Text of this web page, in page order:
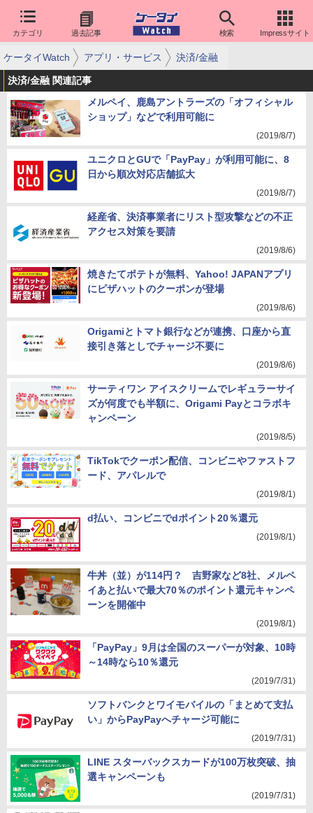
カテゴリ 過去記事 検索 Impressサイト
ケータイWatch アプリ・サービス 決済/金融
決済/金融 関連記事
メルペイ、鹿島アントラーズの「オフィシャル
ショップ」などで利用可能に
(2019/8/7)
ユニクロとGUで「PayPay」が利用可能に、8
日から順次対応店舗拡大
(2019/8/7)
経産省、決済事業者にリスト型攻撃などの不正
アクセス対策を要請
(2019/8/6)
焼きたてポテトが無料、Yahoo! JAPANアプリ
にピザハットのクーポンが登場
(2019/8/6)
Origamiとトマト銀行などが連携、口座から直
接引き落としでチャージ不要に
(2019/8/6)
サーティワン アイスクリームでレギュラーサイ
ズが何度でも半額に、Origami Payとコラボキ
ャンペーン
(2019/8/5)
TikTokでクーポン配信、コンビニやファストフ
ード、アパレルで
(2019/8/1)
d払い、コンビニでdポイント20％還元
(2019/8/1)
牛丼（並）が114円？ 吉野家など8社、メルペ
イあと払いで最大70％のポイント還元キャンペ
ーンを開催中
(2019/8/1)
「PayPay」9月は全国のスーパーが対象、10時
～14時なら10％還元
(2019/7/31)
ソフトバンクとワイモバイルの「まとめて支払
い」からPayPayへチャージ可能に
(2019/7/31)
LINE スターバックスカードが100万枚突破、抽
選キャンペーンも
(2019/7/31)